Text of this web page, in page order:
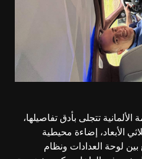
تتجلى بأدق تفاصيلها،
الأبعاد، إضاءة محيطية
لوحة العدادات ونظام